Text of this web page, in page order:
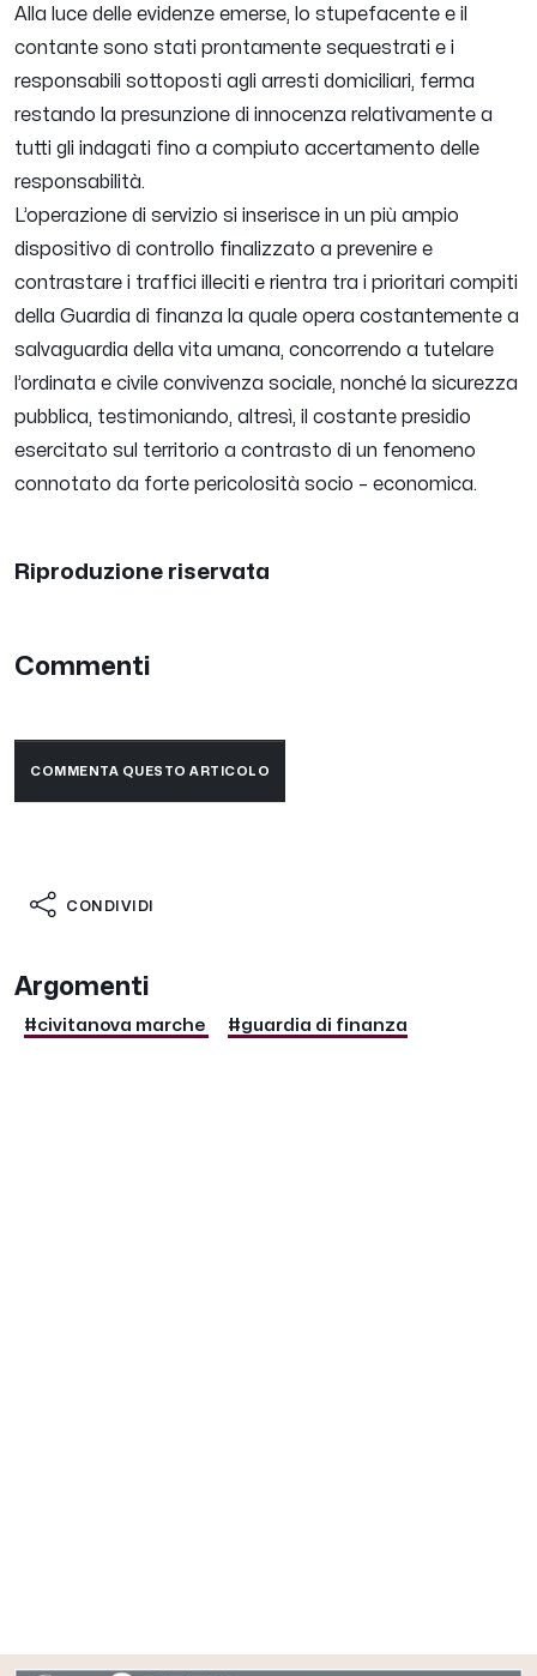
Alla luce delle evidenze emerse, lo stupefacente e il
contante sono stati prontamente sequestrati e i
responsabili sottoposti agli arresti domiciliari, ferma
restando la presunzione di innocenza relativamente a
tutti gli indagati fino a compiuto accertamento delle
responsabilità.
L’operazione di servizio si inserisce in un più ampio
dispositivo di controllo finalizzato a prevenire e
contrastare i traffici illeciti e rientra tra i prioritari compiti
della Guardia di finanza la quale opera costantemente a
salvaguardia della vita umana, concorrendo a tutelare
l’ordinata e civile convivenza sociale, nonché la sicurezza
pubblica, testimoniando, altresì, il costante presidio
esercitato sul territorio a contrasto di un fenomeno
connotato da forte pericolosità socio – economica.
Riproduzione riservata
Commenti
COMMENTA QUESTO ARTICOLO
CONDIVIDI
Argomenti
#civitanova marche #guardia di finanza